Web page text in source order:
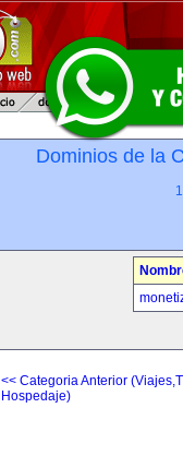
Dominios de la
<< Categoria Anterior
Hospedaje)